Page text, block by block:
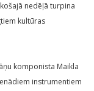
nedēļā turpina
kultūras
komponista Maikla
instrumentiem